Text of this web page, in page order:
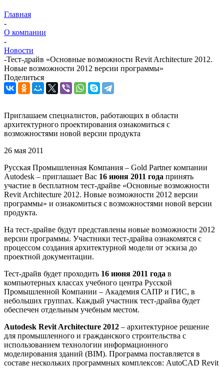
Главная
-
О компании
-
Новости
-Тест-драйв «Основные возможности Revit Architecture 2012.
Новые возможности 2012 версии программы»
Поделиться
Приглашаем специалистов, работающих в области
архитектурного проектирования ознакомиться с
возможностями новой версии продукта
26 мая 2011
Русская Промышленная Компания – Gold Partner компании
Autodesk – приглашает Вас 16 июня 2011 года принять
участие в бесплатном тест-драйве «Основные возможности
Revit Architecture 2012. Новые возможности 2012 версии
программы» и ознакомиться с возможностями новой версии
продукта.
На тест-драйве будут представлены новые возможности 2012
версии программы. Участники тест-драйва ознакомятся с
процессом создания архитектурной модели от эскиза до
проектной документации.
Тест-драйв будет проходить 16 июня 2011 года в
компьютерных классах учебного центра Русской
Промышленной Компании – Академия САПР и ГИС, в
небольших группах. Каждый участник тест-драйва будет
обеспечен отдельным учебным местом.
Autodesk Revit Architecture 2012 – архитектурное решение
для промышленного и гражданского строительства с
использованием технологии информационного
моделирования зданий (BIM). Программа поставляется в
составе нескольких программных комплексов: AutoCAD Revit